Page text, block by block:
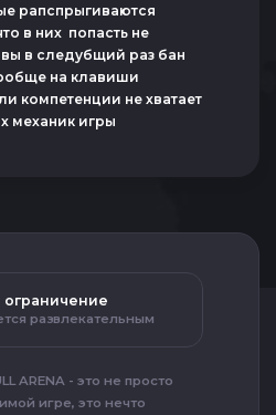
рапспрыгиваются
в них попасть не
в следубщий раз бан
на клавиши
компетенции не хватает
механик игры
ограничение
развлекательным
ARENA - это не просто
игре, это нечто